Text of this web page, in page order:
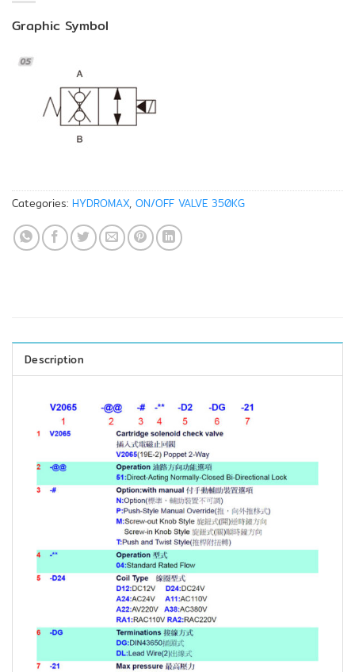
Graphic Symbol
Categories: HYDROMAX, ON/OFF VALVE 350KG
Description